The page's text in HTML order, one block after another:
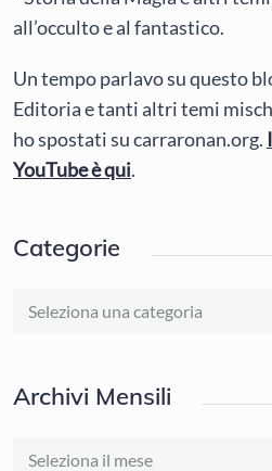
all’occulto e al fantastico.
Un tempo parlavo su questo
Editoria e tanti altri temi
ho spostati su carraronan.org.
YouTube è qui.
Categorie
Categorie
Archivi Mensili
Archivi